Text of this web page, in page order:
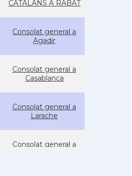
CATALANS A RABAT
Consolat general a
Agadir
Consolat general a
Casablanca
Consolat general a
Larache
Consolat general a